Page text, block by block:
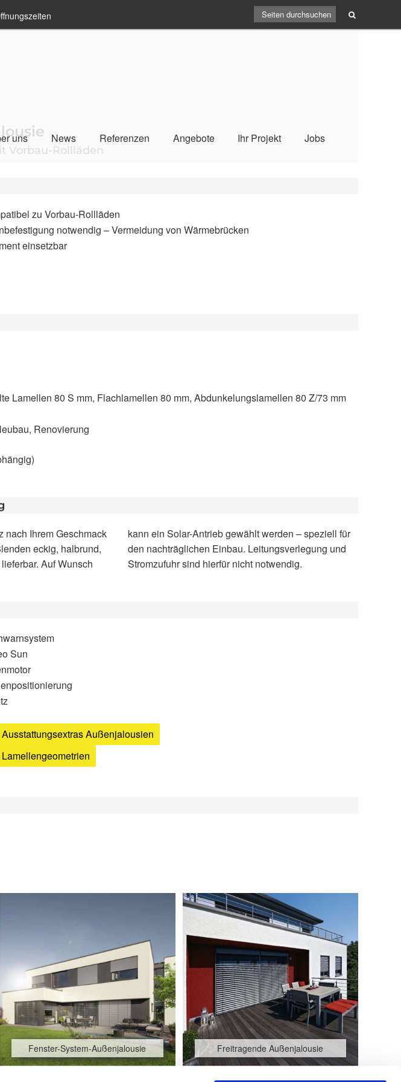
uns News Referenzen Angebote Ihr Projekt Jobs
Vorbau-Rollläden
zu Vorbau-Rollläden
notwendig – Vermeidung von Wärmebrücken
einsetzbar
Lamellen 80 S mm, Flachlamellen 80 mm, Abdunkelungslamellen 80 Z/73 mm
Renovierung
nach Ihrem Geschmack
eckig, halbrund,
Auf Wunsch
werden – speziell für
und
Stromzufuhr sind hierfür nicht notwendig.
Sun
Außenjalousien
Fenster-System-Außenjalousie Freitragende Außenjalousie